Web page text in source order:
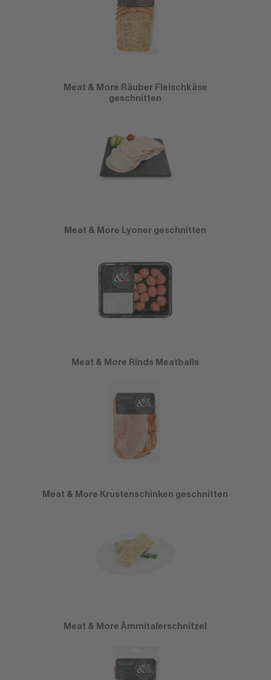
Meat & More Räuber Fleischkäse
geschnitten
Meat & More Lyoner geschnitten
Meat & More Rinds Meatballs
Meat & More Krustenschinken geschnitten
Meat & More Ämmitalerschnitzel